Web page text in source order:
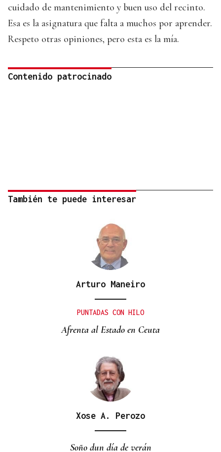
cuidado de mantenimiento y buen uso del recinto.
Esa es la asignatura que falta a muchos por aprender.
Respeto otras opiniones, pero esta es la mía.
Contenido patrocinado
También te puede interesar
Arturo Maneiro
PUNTADAS CON HILO
Afrenta al Estado en Ceuta
Xose A. Perozo
Soño dun día de verán